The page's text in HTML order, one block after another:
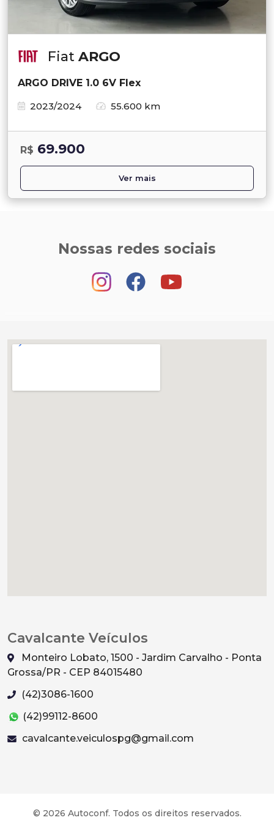
Fiat ARGO
ARGO DRIVE 1.0 6V Flex
2023/2024
55.600 km
R$ 69.900
Ver mais
Nossas redes sociais
Cavalcante Veículos
Monteiro Lobato, 1500 - Jardim Carvalho - Ponta
Grossa/PR - CEP 84015480
(42)3086-1600
(42)99112-8600
cavalcante.veiculospg@gmail.com
© 2026 Autoconf. Todos os direitos reservados.